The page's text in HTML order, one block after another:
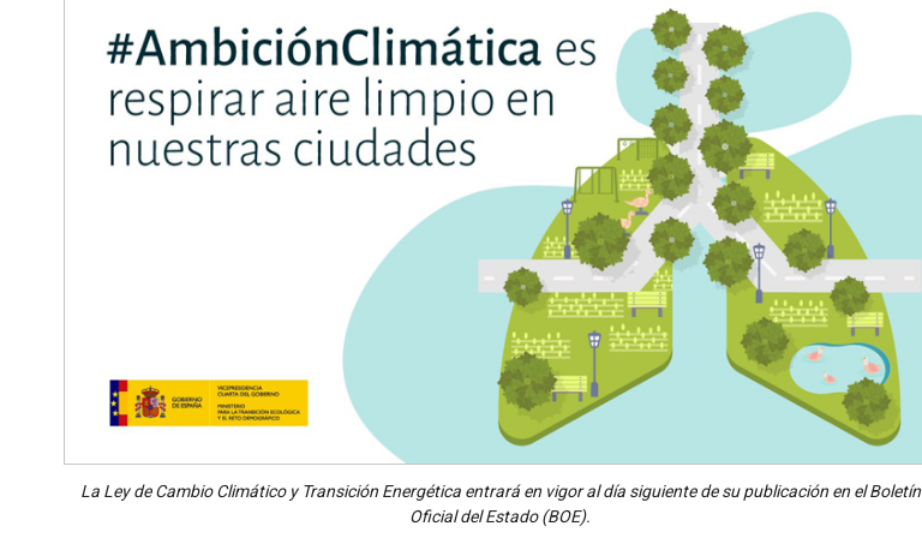
La Ley de Cambio Climático y Transición Energética entrará en vigor al día siguiente de su publicación en el Boletín
Oficial del Estado (BOE).